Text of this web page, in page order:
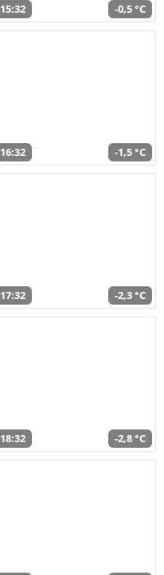
15:32 -0,5 °C
16:32 -1,5 °C
17:32 -2,3 °C
18:32 -2,8 °C